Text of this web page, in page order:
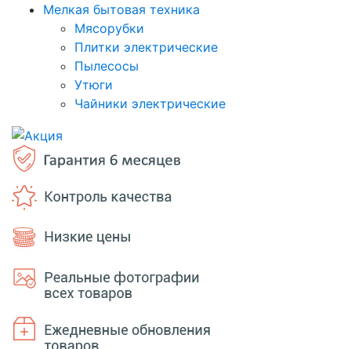
Мелкая бытовая техника
Мясорубки
Плитки электрические
Пылесосы
Утюги
Чайники электрические